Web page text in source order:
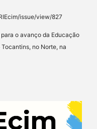
issue/view/827
o avanço da Educação
no Norte, na